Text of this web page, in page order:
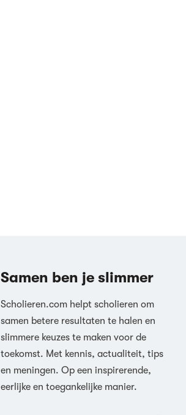
Samen ben je slimmer
Scholieren.com helpt scholieren om
samen betere resultaten te halen en
slimmere keuzes te maken voor de
toekomst. Met kennis, actualiteit, tips
en meningen. Op een inspirerende,
eerlijke en toegankelijke manier.